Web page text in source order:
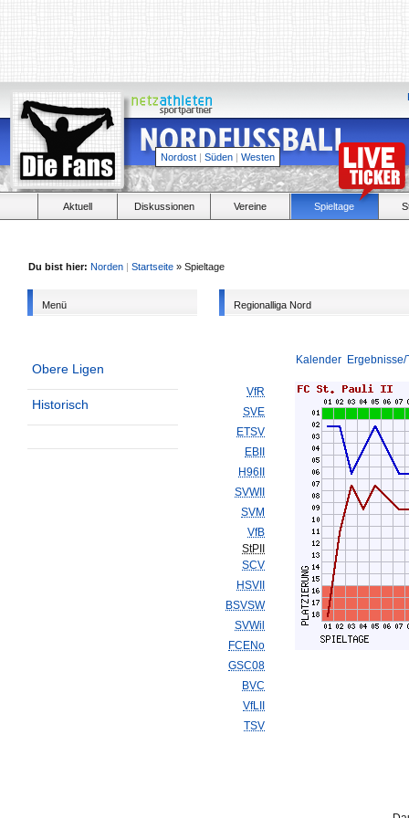
Nordost | Süden | Westen
Aktuell Diskussionen Vereine Spieltage
Du bist hier: Norden | Startseite » Spieltage
Menü
Obere Ligen
Historisch
Regionalliga Nord
Kalender
VfR
SVE
ETSV
EBII
H96II
SVWII
SVM
VfB
StPII
SCV
HSVII
BSVSW
SVWil
FCENo
GSC08
BVC
VfLII
TSV